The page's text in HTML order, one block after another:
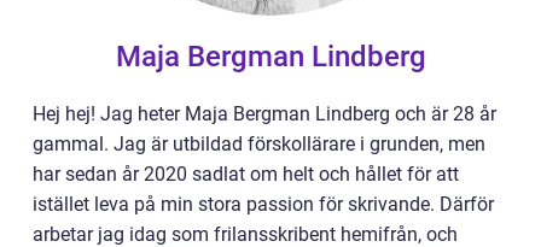
Maja Bergman Lindberg
Hej hej! Jag heter Maja Bergman Lindberg och är 28 år
gammal. Jag är utbildad förskollärare i grunden, men
har sedan år 2020 sadlat om helt och hållet för att
istället leva på min stora passion för skrivande. Därför
arbetar jag idag som frilansskribent hemifrån, och